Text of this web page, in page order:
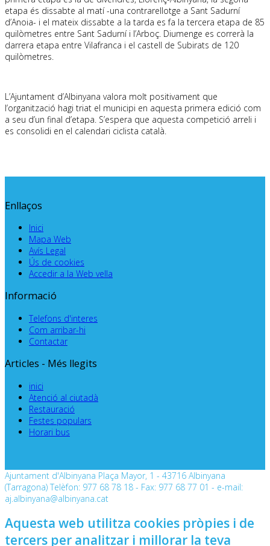
etapa és dissabte al matí -una contrarellotge a Sant Sadurní
d’Anoia- i el mateix dissabte a la tarda es fa la tercera etapa de 85
quilòmetres entre Sant Sadurní i l’Arboç. Diumenge es correrà la
darrera etapa entre Vilafranca i el castell de Subirats de 120
quilòmetres.
L’Ajuntament d’Albinyana valora molt positivament que
l’organització hagi triat el municipi en aquesta primera edició com
a seu d’un final d’etapa. S’espera que aquesta competició arreli i
es consolidi en el calendari ciclista català.
Enllaços
Inici
Mapa Web
Avís Legal
Ús de cookies
Accedir a la Web vella
Informació
Telefons d'interes
Com arribar-hi
Contactar
Articles - Més llegits
inici
Atenció al ciutadà
Restauració
Festes populars
Horari bus
Ajuntament d'Albinyana Plaça Mayor, 1 - 43716 Albinyana
(Tarragona) Telèfon: 977 68 78 18 - Fax: 977 68 77 01 - e-mail:
aj.albinyana@albinyana.cat
Aquesta web utilitza cookies pròpies i de
tercers per analitzar i millorar la teva